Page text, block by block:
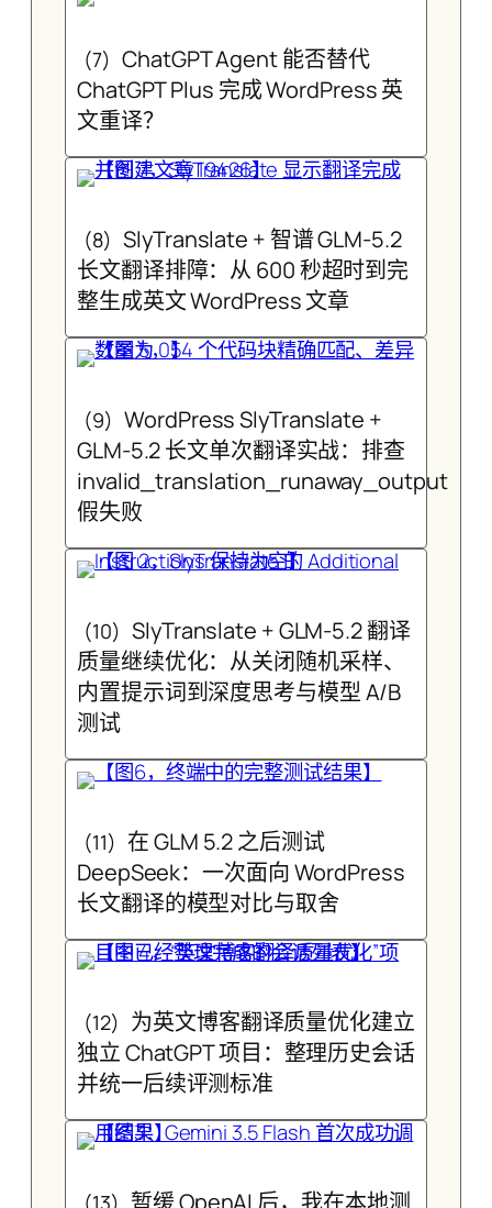
(7) ChatGPT Agent 能否替代
ChatGPT Plus 完成 WordPress 英
文重译？
(8) SlyTranslate + 智谱 GLM-5.2
长文翻译排障：从 600 秒超时到完
整生成英文 WordPress 文章
(9) WordPress SlyTranslate +
GLM-5.2 长文单次翻译实战：排查
invalid_translation_runaway_output
假失败
(10) SlyTranslate + GLM-5.2 翻译
质量继续优化：从关闭随机采样、
内置提示词到深度思考与模型 A/B
测试
(11) 在 GLM 5.2 之后测试
DeepSeek：一次面向 WordPress
长文翻译的模型对比与取舍
(12) 为英文博客翻译质量优化建立
独立 ChatGPT 项目：整理历史会话
并统一后续评测标准
(13) 暂缓 OpenAI 后，我在本地测